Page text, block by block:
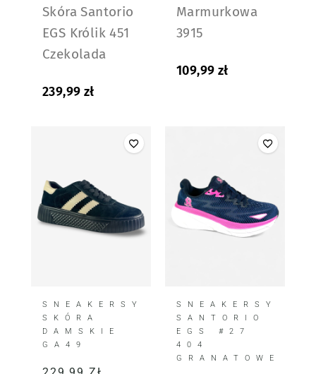
Skóra Santorio
EGS Królik 451
Czekolada
239,99 zł
Marmurkowa
3915
109,99 zł
SNEAKERSY
SKÓRA
DAMSKIE
GA49
SNEAKERSY
SANTORIO
EGS #27
404
GRANATOWE